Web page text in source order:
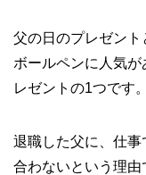
父の日のプレゼン
ボールペンに人気
レゼントの1つです。
退職した父に、仕
合わないという理